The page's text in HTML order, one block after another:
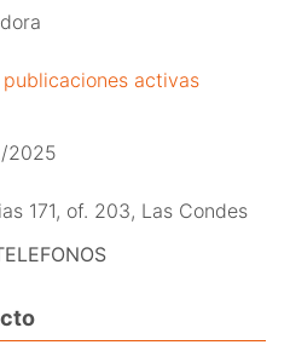
activas
2025
171, of. 203, Las Condes